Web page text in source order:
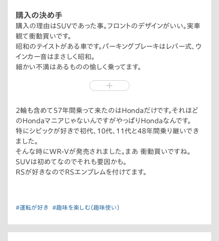
購入の決め手
購入の理由はSUVであった事。フロントのデザインがいい。実車
観て衝動買いです。
昭和のテイストがある車です。パーキングブレーキはレバー式、ウ
インカー音はまさしく昭和。
細かい不満はあるものの愉しく乗ってます。
2輪も含めて57年間乗って来たのはHondaだけです。それほど
のHondaマニアじゃないんですがやっぱりHondaなんです。
特にシビックが好きで初代、10代、11代と48年間乗り継いでき
ました。
そんな時にWR-Vが発売されました。まあ 衝動買いですね。
SUVは初めてなのでそれも要因かも。
RSが好きなのでRSエンブレムを付けてます。
#運転が好き #趣味を楽しむ（趣味使い）